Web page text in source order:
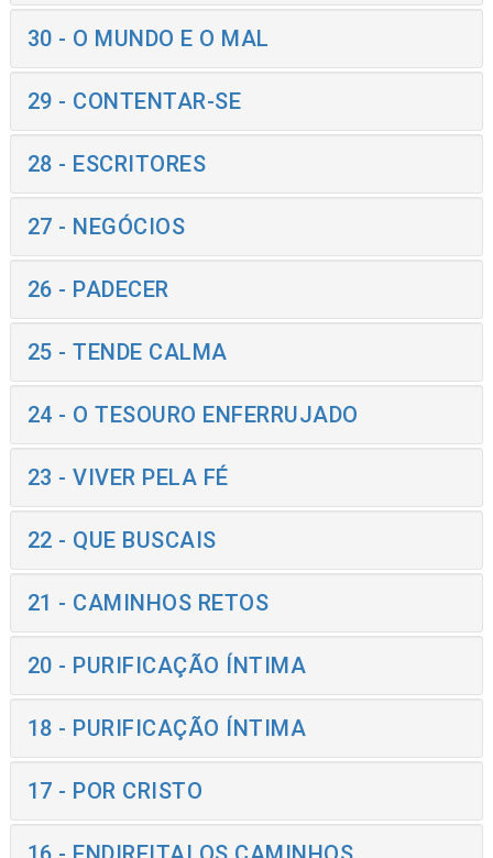
30 - O MUNDO E O MAL
29 - CONTENTAR-SE
28 - ESCRITORES
27 - NEGÓCIOS
26 - PADECER
25 - TENDE CALMA
24 - O TESOURO ENFERRUJADO
23 - VIVER PELA FÉ
22 - QUE BUSCAIS
21 - CAMINHOS RETOS
20 - PURIFICAÇÃO ÍNTIMA
18 - PURIFICAÇÃO ÍNTIMA
17 - POR CRISTO